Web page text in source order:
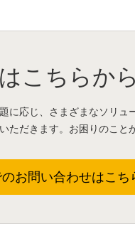
こちらから
に応じ、さまざまなソリュ
ただきます。お困りのこ
のお問い合わせはこち